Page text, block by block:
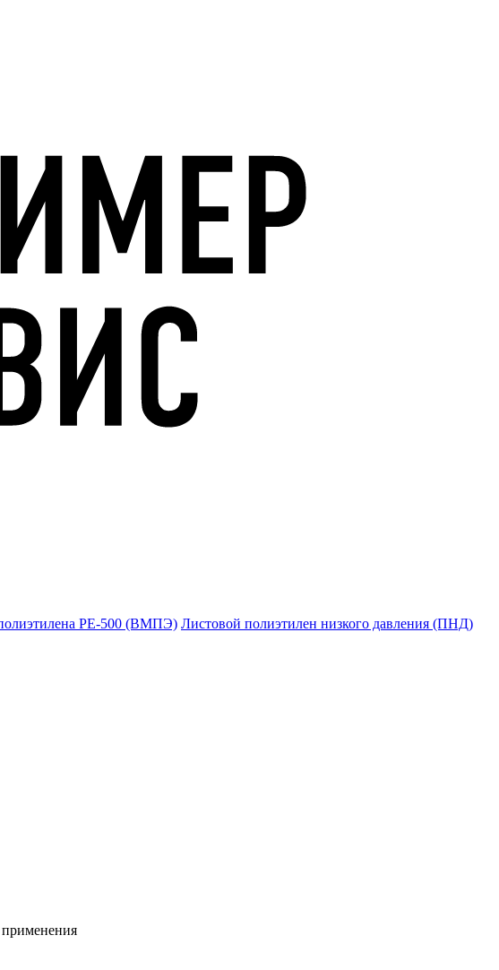
РЕ-500 (ВМПЭ) Листовой полиэтилен низкого давления (ПНД)